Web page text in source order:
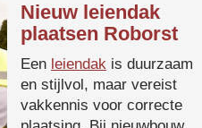
Nieuw leiendak
plaatsen Roborst
Een leiendak is duurzaam
en stijlvol, maar vereist
vakkennis voor correcte